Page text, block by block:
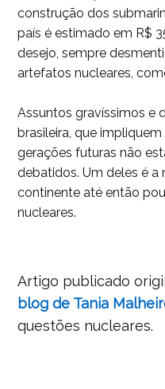
construção dos
país é estimado em R$
desejo, sempre
artefatos nucleares,
Assuntos gravíssimos e
brasileira, que
gerações futuras não
debatidos. Um deles é a
continente até então
nucleares.
Artigo publicado
blog de Tania
questões nucleares.